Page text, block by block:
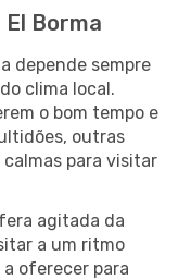
Borma
depende sempre
clima local.
o bom tempo e
outras
para visitar
agitada da
a um ritmo
a oferecer para